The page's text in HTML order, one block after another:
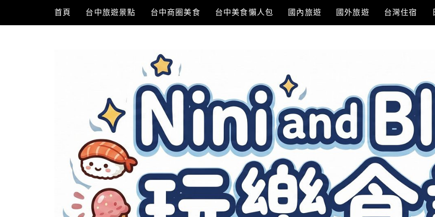
content
首頁 台中旅遊景點 台中商圈美食 台中美食懶人包 國內旅遊 國外旅遊 台灣住宿